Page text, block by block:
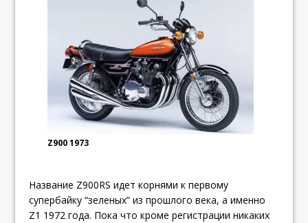
Z900 1973
Название Z900RS идет корнями к первому
супербайку “зеленых” из прошлого века, а именно
Z1 1972 года. Пока что кроме регистрации никаких